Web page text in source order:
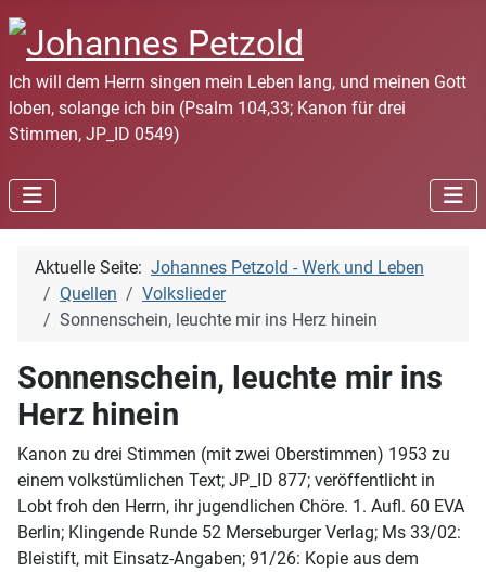
Ich will dem Herrn singen mein Leben lang, und meinen Gott
loben, solange ich bin (Psalm 104,33; Kanon für drei
Stimmen, JP_ID 0549)
Aktuelle Seite: Johannes Petzold - Werk und Leben
Quellen
Volkslieder
Sonnenschein, leuchte mir ins Herz hinein
Sonnenschein, leuchte mir ins
Herz hinein
Kanon zu drei Stimmen (mit zwei Oberstimmen) 1953 zu
einem volkstümlichen Text; JP_ID 877; veröffentlicht in
Lobt froh den Herrn, ihr jugendlichen Chöre. 1. Aufl. 60 EVA
Berlin; Klingende Runde 52 Merseburger Verlag; Ms 33/02:
Bleistift, mit Einsatz-Angaben; 91/26: Kopie aus dem